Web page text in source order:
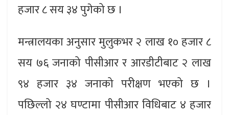
हजार ८ सय ३४ पुगेको छ ।
मन्त्रालयका अनुसार मुलुकभर २ लाख १० हजार ८
सय ७६ जनाको पीसीआर र आरडीटीबाट २ लाख
९४ हजार ३४ जनाको परीक्षण भएको छ ।
पछिल्लो २४ घण्टामा पीसीआर विधिबाट ४ हजार